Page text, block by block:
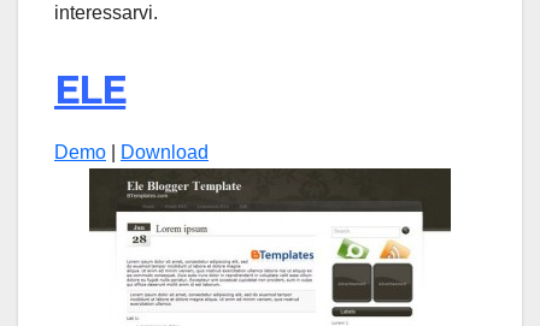
interessarvi.
ELE
Demo Download